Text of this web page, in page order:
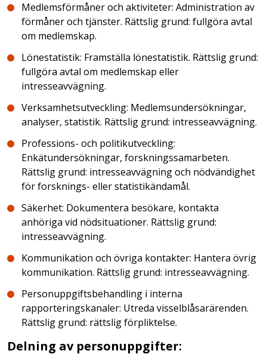
Medlemsförmåner och aktiviteter: Administration av
förmåner och tjänster. Rättslig grund: fullgöra avtal
om medlemskap.
Lönestatistik: Framställa lönestatistik. Rättslig grund:
fullgöra avtal om medlemskap eller
intresseavvägning.
Verksamhetsutveckling: Medlemsundersökningar,
analyser, statistik. Rättslig grund: intresseavvägning.
Professions- och politikutveckling:
Enkätundersökningar, forskningssamarbeten.
Rättslig grund: intresseavvägning och nödvändighet
för forsknings- eller statistikändamål.
Säkerhet: Dokumentera besökare, kontakta
anhöriga vid nödsituationer. Rättslig grund:
intresseavvägning.
Kommunikation och övriga kontakter: Hantera övrig
kommunikation. Rättslig grund: intresseavvägning.
Personuppgiftsbehandling i interna
rapporteringskanaler: Utreda visselblåsarärenden.
Rättslig grund: rättslig förpliktelse.
Delning av personuppgifter: